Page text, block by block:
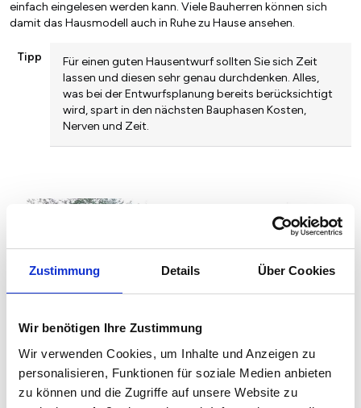
Zustimmung Details Über Cookies
Wir benötigen Ihre Zustimmung
Wir verwenden Cookies, um Inhalte und Anzeigen zu
personalisieren, Funktionen für soziale Medien anbieten
zu können und die Zugriffe auf unsere Website zu
einfach eingelesen werden kann. Viele Bauherren können sich
damit das Hausmodell auch in Ruhe zu Hause ansehen.
Tipp
Für einen guten Hausentwurf sollten Sie sich Zeit
lassen und diesen sehr genau durchdenken. Alles,
was bei der Entwurfsplanung bereits berücksichtigt
wird, spart in den nächsten Bauphasen Kosten,
Nerven und Zeit.